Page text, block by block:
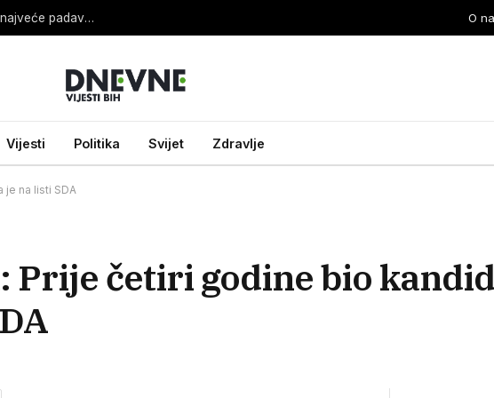
Sladić otkrio koji dan će biti najnestabilniji i gdje se očekuju najveće padavine O
Vijesti Politika Svijet Zdravlje
je na listi SDA
Prije četiri godine bio